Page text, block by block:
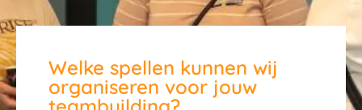
Welke spellen kunnen wij
organiseren voor jouw